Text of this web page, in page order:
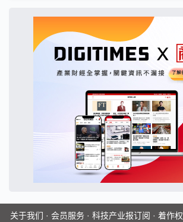
关于我们 · 会员服务· 科技产业报订阅 · 着作权